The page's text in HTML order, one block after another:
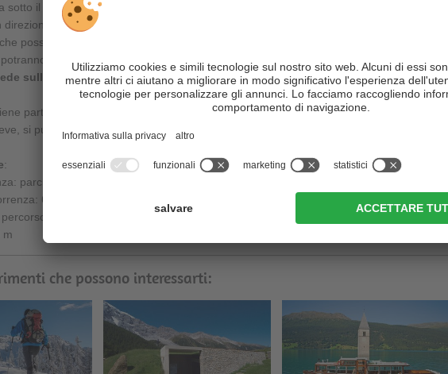
sotto il ghiacciaio. Evitare sulla destra una ripida balza e proseguire sul ghiacciaio
direzione della sella a sinistra del
possibile salire sulla destra lungo il ripido pendio, portandosi sotto una bocchetta di
sulla destra verso la cima.
partendo dal rifugio, lungo lo stesso percorso seguito all'andata. In caso di
si può utilizzare, in basso sulla destra, la pista per sci di fondo.
:
parcheggio di Slingia - all'ingresso del paese
6 ore
20,6 km
m
che possono interessarti: